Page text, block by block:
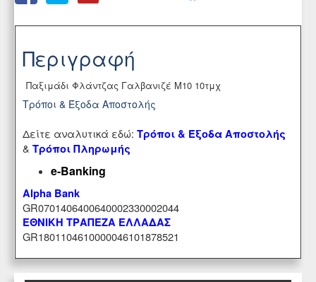
Περιγραφή
Παξιμάδι Φλάντζας Γαλβανιζέ Μ10 10τμχ
Τρόποι & Έξοδα Αποστολής
Δείτε αναλυτικά εδώ: Τρόποι & Έξοδα Αποστολής
& Τρόποι Πληρωμής
e-Banking
Alpha Bank
GR0701406400640002330002044
ΕΘΝΙΚΗ ΤΡΑΠΕΖΑ ΕΛΛΑΔΑΣ
GR1801104610000046101878521